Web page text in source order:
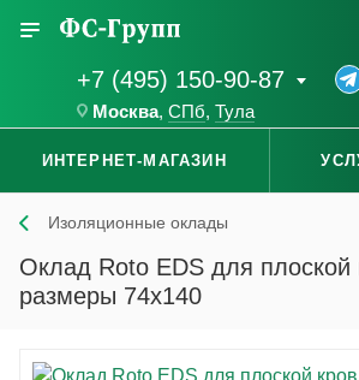
+7 (495) 150-90-87
Москва, СПб, Тула
ИНТЕРНЕТ-МАГАЗИН
Изоляционные оклады
Оклад Roto EDS для плоской
размеры 74x140